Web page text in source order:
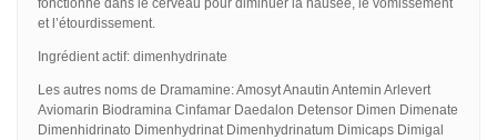
et l’étourdissement.
Ingrédient actif: dimenhydrinate
Les autres noms de Dramamine: Amosyt Anautin Antemin Arlevert
Aviomarin Biodramina Cinfamar Daedalon Detensor Dimen Dimenate
Dimenhidrinato Dimenhydrinat Dimenhydrinatum Dimicaps Dimigal